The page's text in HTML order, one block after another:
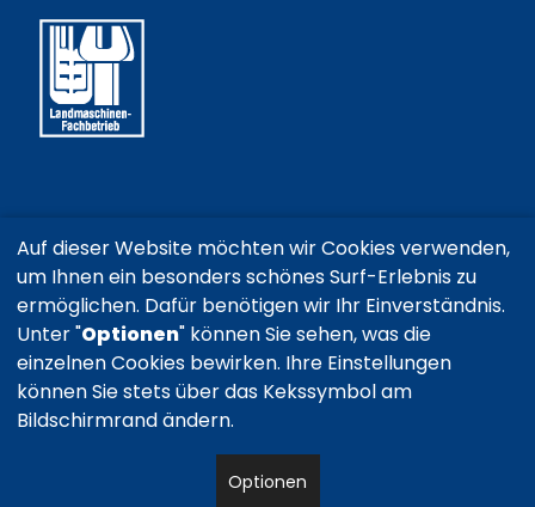
Auf dieser Website möchten wir Cookies verwenden,
um Ihnen ein besonders schönes Surf-Erlebnis zu
ermöglichen. Dafür benötigen wir Ihr Einverständnis.
Unter "Optionen" können Sie sehen, was die
einzelnen Cookies bewirken. Ihre Einstellungen
können Sie stets über das Kekssymbol am
Bildschirmrand ändern.
Optionen